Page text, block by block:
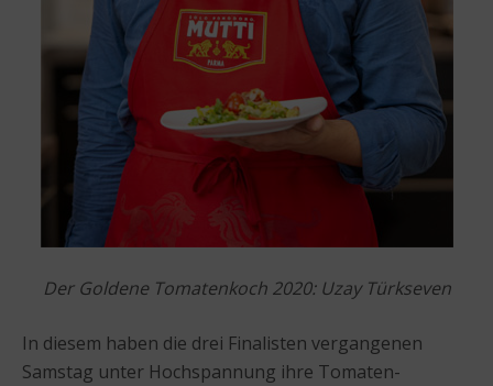
Der Goldene Tomatenkoch 2020: Uzay Türkseven
In diesem haben die drei Finalisten vergangenen
Samstag unter Hochspannung ihre Tomaten-